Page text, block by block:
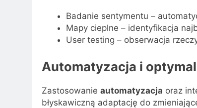
Badanie sentymentu –
Mapy cieplne – identyfikacja
User testing – obserwacja
Automatyzacja i
Zastosowanie automatyzacja oraz
błyskawiczną adaptację do